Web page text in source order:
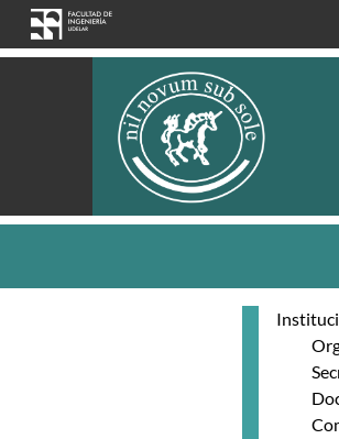
Skip to main content